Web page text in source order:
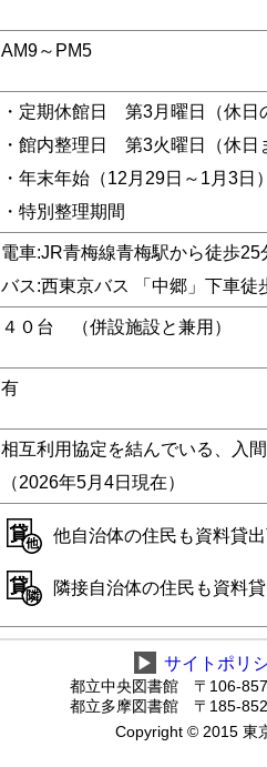
AM9～PM5
・定期休館日 第3月曜日（休日
・館内整理日 第3火曜日（休日
・年末年始（12月29日～1月3日
・特別整理期間
電車:JR青梅線青梅駅から徒歩
バス:西東京バス 「中郷」下車徒
４０台 （併設施設と兼用）
有
相互利用協定を結んでいる、入
（2026年5月4日現在）
他自治体の住民も資料貸
隣接自治体の住民も資料
▶ サイトポリ
都立中央図書館 〒106-
都立多摩図書館 〒185-
Copyright © 2015 東